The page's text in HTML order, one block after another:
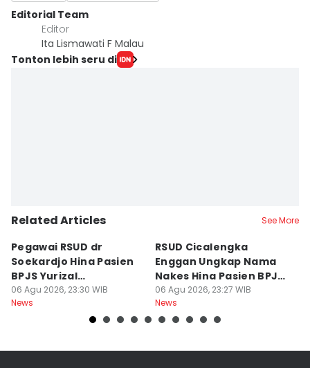
Editorial Team
Editor
Ita Lismawati F Malau
Tonton lebih seru di
Related Articles See More
Pegawai RSUD dr
Soekardjo Hina Pasien
BPJS Yurizal
Mengundurkan Diri
06 Agu 2026, 23:30 WIB
News
RSUD Cicalengka
Enggan Ungkap Nama
Nakes Hina Pasien BPJS
Yurizal
06 Agu 2026, 23:27 WIB
News